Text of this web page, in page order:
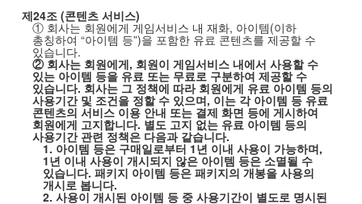
제24조(콘텐츠 서비스)
① 회사는 회원에게 게임서비스 내 재화, 아이템(이하
총칭하여 “아이템 등”)을 포함한 유료 콘텐츠를 제공할 수
있습니다.
② 회사는 회원에게, 회원이 게임서비스 내에서 사용할 수
있는 아이템 등을 유료 또는 무료로 구분하여 제공할 수
있습니다.회사는 그 정책에 따라 회원에게 유료 아이템 등의
사용기간 및 조건을 정할 수 있으며, 이는 각 아이템 등 유료
콘텐츠의 서비스 이용 안내 또는 결제 화면 등에 게시하여
회원에게 고지합니다. 별도 고지 없는 유료 아이템 등의
사용기간 관련 정책은 다음과 같습니다.
1. 아이템 등은 구매일로부터 1년 이내 사용이 가능하며,
1년 이내 사용이 개시되지 않은 아이템 등은 소멸될 수
있습니다.패키지 아이템 등은 패키지의 개봉을 사용의
개시로 봅니다.
2.사용이 개시된 아이템 등 중 사용기간이 별도로 명시된